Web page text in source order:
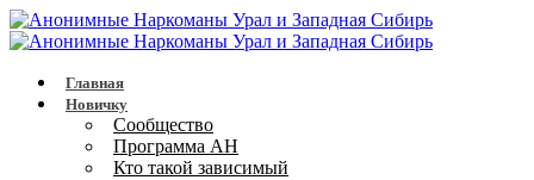
Главная
Новичку
Сообщество
Программа АН
Кто такой зависимый